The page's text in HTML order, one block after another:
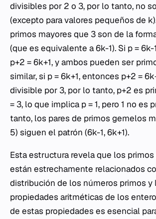
divisibles por 2 o 3, por lo tanto, no
(excepto para valores pequeños de
primos mayores que 3 son de la
(que es equivalente a 6k-1). Si p =
p+2 = 6k+1, y ambos pueden ser
similar, si p = 6k+1, entonces p+2 =
divisible por 3, por lo tanto, p+2 es
= 3, lo que implica p = 1, pero 1 no es
tanto, los pares de primos gemelos
5) siguen el patrón (6k-1, 6k+1).
Esta estructura revela que los
están estrechamente relacionados
distribución de los números primos y
propiedades aritméticas de los
de estas propiedades es esencial